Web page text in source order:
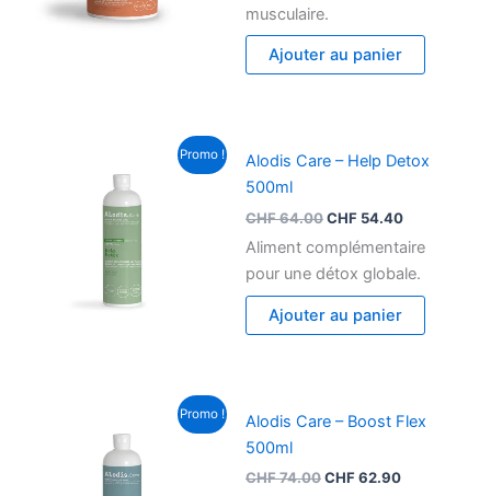
musculaire.
Ajouter au panier
Promo !
Alodis Care – Help Detox
500ml
CHF64.00
prix
CHF 64.00.
CHF 54.40
prix
CHF 54.40.
Aliment complémentaire
pour une détox globale.
Ajouter au panier
Promo !
Alodis Care – Boost Flex
500ml
CHF74.00
prix
CHF 74.00.
CHF62.90
prix
CHF 62.90.